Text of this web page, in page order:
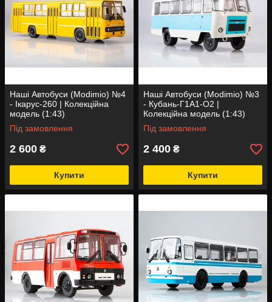
Наші Автобуси (Modimio) №4
- Ікарус-260 | Колекційна
модель (1:43)
Під замовлення
2 600 ₴
Купити
Наші Автобуси (Modimio) №3
- Кубань-Г1А1-О2 |
Колекційна модель (1:43)
Під замовлення
2 400 ₴
Купити